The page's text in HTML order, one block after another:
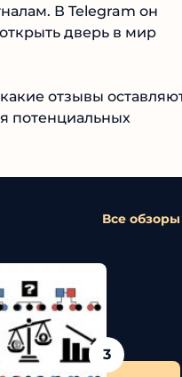
В Telegram он
дверь в мир
отзывы оставляют
потенциальных
Все обзоры